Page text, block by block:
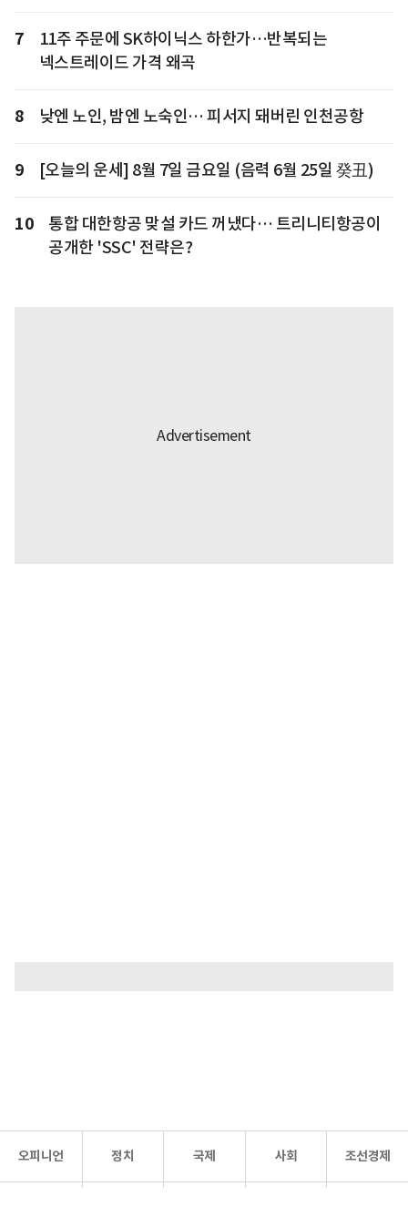
7
11주 주문에 SK하이닉스 하한가…반복되는
넥스트레이드 가격 왜곡
8 낮엔 노인, 밤엔 노숙인… 피서지 돼버린 인천공항
9 [오늘의 운세] 8월 7일 금요일 (음력 6월 25일 癸丑)
10
통합 대한항공 맞설 카드 꺼냈다… 트리니티항공이
공개한 'SSC' 전략은?
오피니언 정치 국제 사회 조선경제